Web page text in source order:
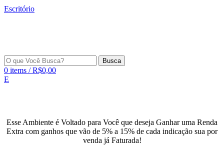
Escritório
Busca
0 items / R$0,00
E
Esse Ambiente é Voltado para Você que deseja Ganhar uma Renda
Extra com ganhos que vão de 5% a 15% de cada indicação sua por
venda já Faturada!